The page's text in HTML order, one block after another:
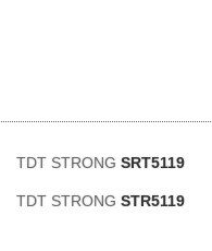
TDT STRONG SRT5119
TDT STRONG STR5119